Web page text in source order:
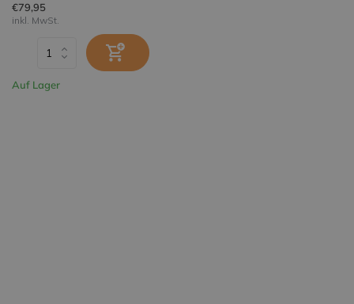
€79,95
inkl. MwSt.
Auf Lager